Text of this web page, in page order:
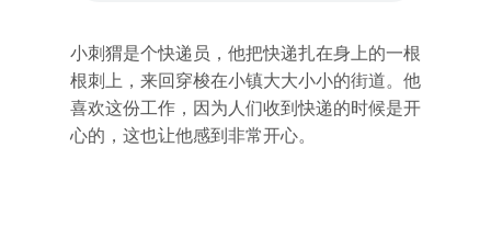
小刺猬是个快递员，他把快递扎在身上的一根
根刺上，来回穿梭在小镇大大小小的街道。他
喜欢这份工作，因为人们收到快递的时候是开
心的，这也让他感到非常开心。